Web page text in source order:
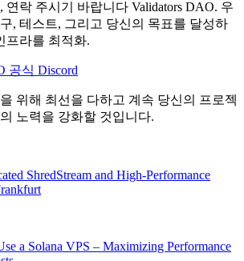
연락 주시기 바랍니다 Validators DAO. 우
, 테스트, 그리고 당신의 목표를 달성하
프라를 최적화.
공식 Discord
위해 최선을 다하고 계속 당신의 프로젝
노력을 강화할 것입니다.
ShredStream and High-Performance
a Solana VPS – Maximizing Performance